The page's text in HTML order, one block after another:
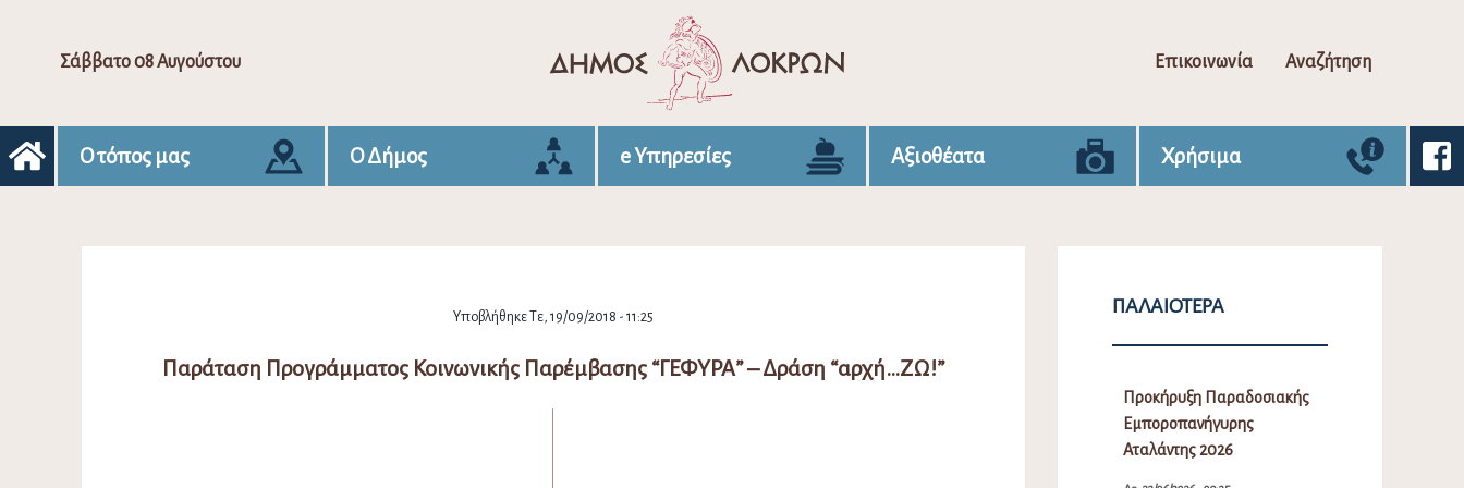
Σάββατο 08 Αυγούστου Επικοινωνία Αναζήτηση
Ο τόπος μας Ο Δήμος e Υπηρεσίες Αξιοθέατα Χρήσιμα
Υποβλήθηκε Τε, 19/09/2018 - 11:25
Παράταση Προγράμματος Κοινωνικής Παρέμβασης “ΓΕΦΥΡΑ” – Δράση “αρχή…ΖΩ!”
ΠΑΛΑΙΌΤΕΡΑ
Προκήρυξη Παραδοσιακής
Εμποροπανήγυρης
Αταλάντης 2026